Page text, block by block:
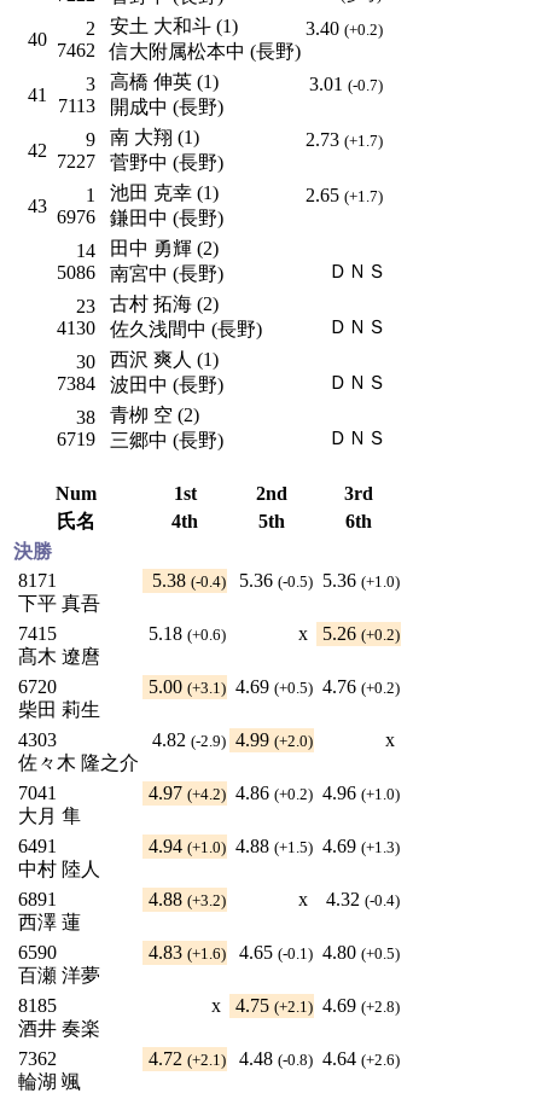
40
2
7462
安土 大和斗 (1)
信大附属松本中 (長野)
3.40 (+0.2)
41
3
7113
高橋 伸英 (1)
開成中 (長野)
3.01 (-0.7)
42
9
7227
南 大翔 (1)
菅野中 (長野)
2.73 (+1.7)
43
1
6976
池田 克幸 (1)
鎌田中 (長野)
2.65 (+1.7)
14
5086
田中 勇輝 (2)
南宮中 (長野)
ＤＮＳ
23
4130
古村 拓海 (2)
佐久浅間中 (長野)
ＤＮＳ
30
7384
西沢 爽人 (1)
波田中 (長野)
ＤＮＳ
38
6719
青栁 空 (2)
三郷中 (長野)
ＤＮＳ
Num 1st 2nd
3rd
氏名
4th 5th
6th
決勝
8171
下平 真吾
5.38 (-0.4) 5.36 (-0.5) 5.36 (+1.0)
7415
髙木 遼麿
5.18 (+0.6) x 5.26 (+0.2)
6720
柴田 莉生
5.00 (+3.1) 4.69 (+0.5) 4.76 (+0.2)
4303
佐々木 隆之介
4.82 (-2.9) 4.99 (+2.0) x
7041
大月 隼
4.97 (+4.2) 4.86 (+0.2) 4.96 (+1.0)
6491
中村 陸人
4.94 (+1.0) 4.88 (+1.5) 4.69 (+1.3)
6891
西澤 蓮
4.88 (+3.2) x 4.32 (-0.4)
6590
百瀬 洋夢
4.83 (+1.6) 4.65 (-0.1) 4.80 (+0.5)
8185
酒井 奏楽
x 4.75 (+2.1) 4.69 (+2.8)
7362
輪湖 颯
4.72 (+2.1) 4.48 (-0.8) 4.64 (+2.6)